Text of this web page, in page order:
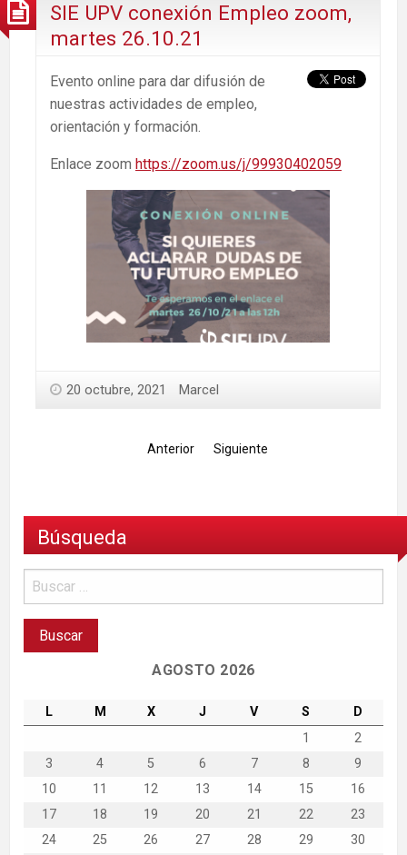
SIE UPV conexión Empleo zoom,
martes 26.10.21
Evento online para dar difusión de
nuestras actividades de empleo,
orientación y formación.
Enlace zoom https://zoom.us/j/99930402059
20 octubre, 2021 Marcel
Anterior Siguiente
Búsqueda
AGOSTO 2026
L M X J V S
D
1
2
3
4 5 6 7 8
9
10
11 12 13 14 15
16
17
18 19 20 21 22
23
24
25 26 27 28 29
30